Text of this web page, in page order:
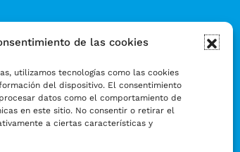
de las cookies
utilizamos tecnologías como las cookies
del dispositivo. El consentimiento
datos como el comportamiento de
en este sitio. No consentir o retirar el
a ciertas características y